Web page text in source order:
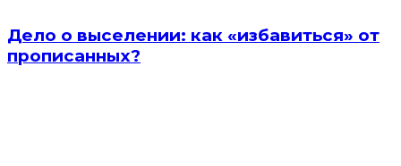
Дело о выселении: как «избавиться» от
прописанных?